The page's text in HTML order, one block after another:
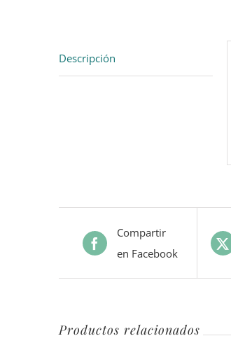
Descripción
Compartir
en Facebook
Productos relacionados